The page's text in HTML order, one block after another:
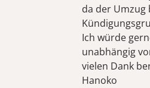
da der Umzug
Ich würde
unabhängig
vielen Dank
Hanoko